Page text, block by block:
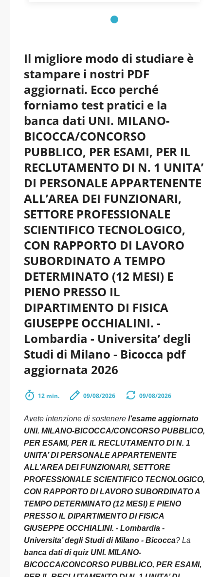
FISICA GIUSEPPE
Lombardia -
Universita’ degli
Studi di Milano -
Bicocca pdf versione
2026 aggiornati
Il migliore modo di studiare è
stampare i nostri PDF
aggiornati. Ecco perché
forniamo test pratici e la
banca dati UNI. MILANO-
BICOCCA/CONCORSO
PUBBLICO, PER ESAMI, PER IL
RECLUTAMENTO DI N. 1 UNITA’
DI PERSONALE APPARTENENTE
ALL’AREA DEI FUNZIONARI,
SETTORE PROFESSIONALE
SCIENTIFICO TECNOLOGICO,
CON RAPPORTO DI LAVORO
SUBORDINATO A TEMPO
DETERMINATO (12 MESI) E
PIENO PRESSO IL
DIPARTIMENTO DI FISICA
GIUSEPPE OCCHIALINI. -
Lombardia - Universita’ degli
Studi di Milano - Bicocca pdf
aggiornata 2026
12 min. 09/08/2026 09/08/2026
Avete intenzione di sostenere l’esame aggiornato
UNI. MILANO-BICOCCA/CONCORSO PUBBLICO,
PER ESAMI, PER IL RECLUTAMENTO DI N. 1
UNITA’ DI PERSONALE APPARTENENTE
ALL’AREA DEI FUNZIONARI, SETTORE
PROFESSIONALE SCIENTIFICO TECNOLOGICO,
CON RAPPORTO DI LAVORO SUBORDINATO A
TEMPO DETERMINATO (12 MESI) E PIENO
PRESSO IL DIPARTIMENTO DI FISICA
GIUSEPPE OCCHIALINI. - Lombardia -
Universita’ degli Studi di Milano - Bicocca? La
banca dati di quiz UNI. MILANO-
BICOCCA/CONCORSO PUBBLICO, PER ESAMI,